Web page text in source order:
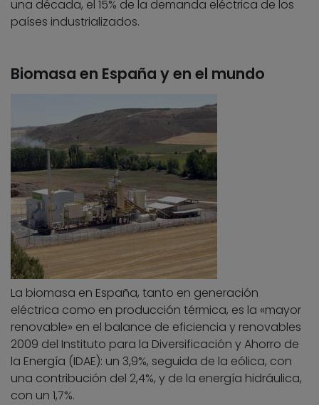
una década, el 15% de la demanda eléctrica de los
países industrializados.
Biomasa en España y en el mundo
La biomasa en España, tanto en generación
eléctrica como en producción térmica, es la «mayor
renovable» en el balance de eficiencia y renovables
2009 del Instituto para la Diversificación y Ahorro de
la Energía (IDAE): un 3,9%, seguida de la eólica, con
una contribución del 2,4%, y de la energía hidráulica,
con un 1,7%.